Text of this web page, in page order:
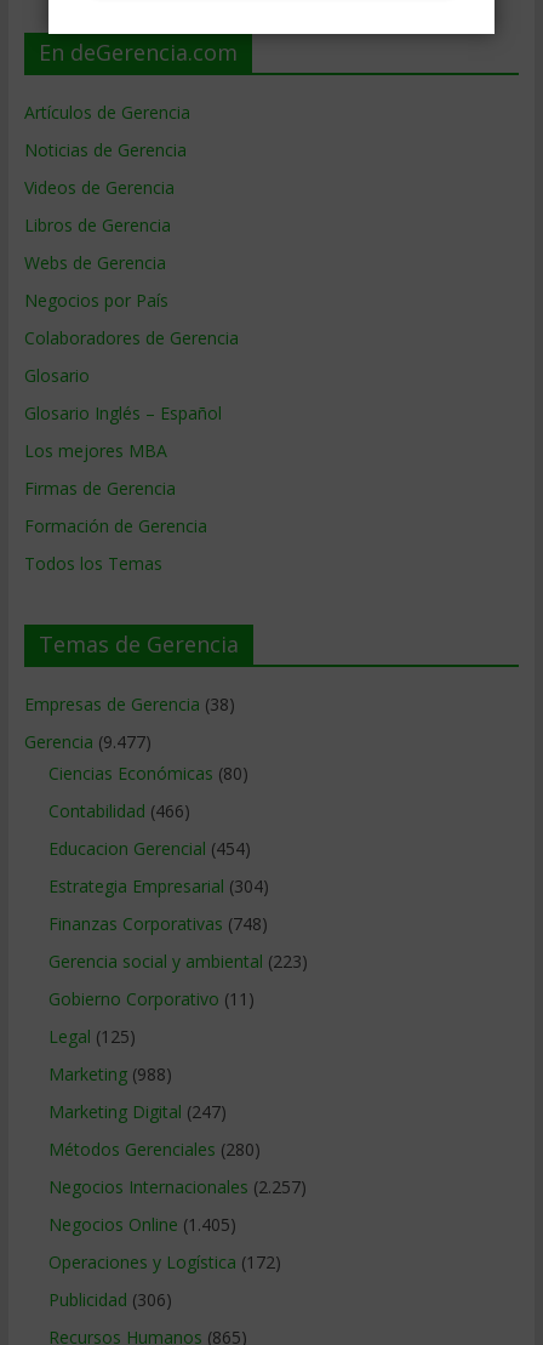
En deGerencia.com
Artículos de Gerencia
Noticias de Gerencia
Videos de Gerencia
Libros de Gerencia
Webs de Gerencia
Negocios por País
Colaboradores de Gerencia
Glosario
Glosario Inglés – Español
Los mejores MBA
Firmas de Gerencia
Formación de Gerencia
Todos los Temas
Temas de Gerencia
Empresas de Gerencia (38)
Gerencia (9.477)
Ciencias Económicas (80)
Contabilidad (466)
Educacion Gerencial (454)
Estrategia Empresarial (304)
Finanzas Corporativas (748)
Gerencia social y ambiental (223)
Gobierno Corporativo (11)
Legal (125)
Marketing(988)
Marketing Digital (247)
Métodos Gerenciales (280)
Negocios Internacionales (2.257)
Negocios Online (1.405)
Operaciones y Logística (172)
Publicidad (306)
Recursos Humanos (865)